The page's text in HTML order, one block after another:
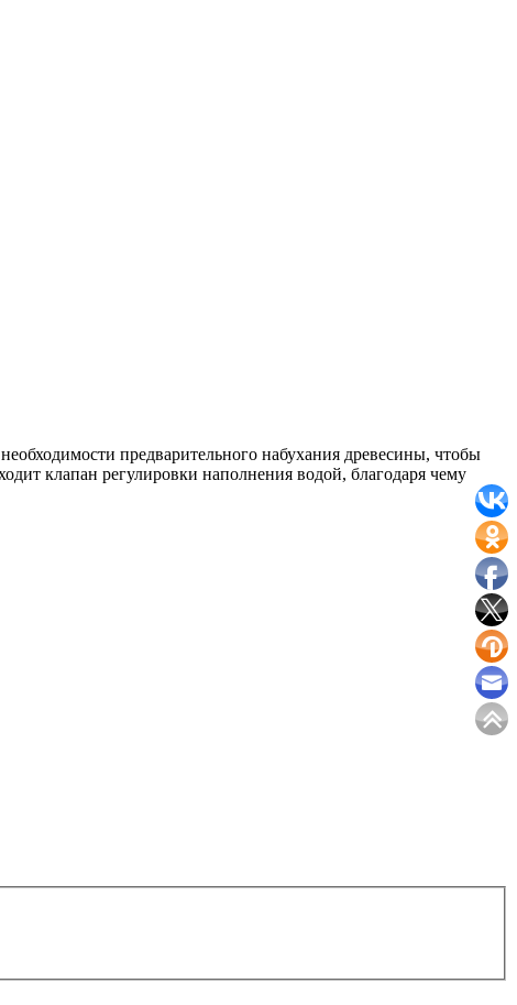
предварительного набухания древесины, чтобы
клапан регулировки наполнения водой, благодаря чему